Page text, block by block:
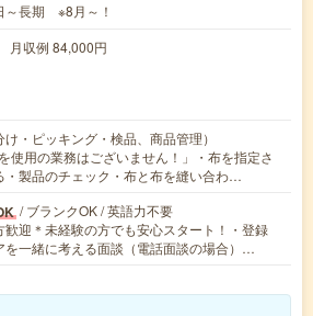
～長期 ※8月～！
収例 84,000円
・ピッキング・検品、商品管理）
使用の業務はございません！」・布を指定さ
・製品のチェック・布と布を縫い合わ…
/ ブランクOK / 英語力不要
歓迎＊未経験の方でも安心スタート！・登録
を一緒に考える面談（電話面談の場合）…